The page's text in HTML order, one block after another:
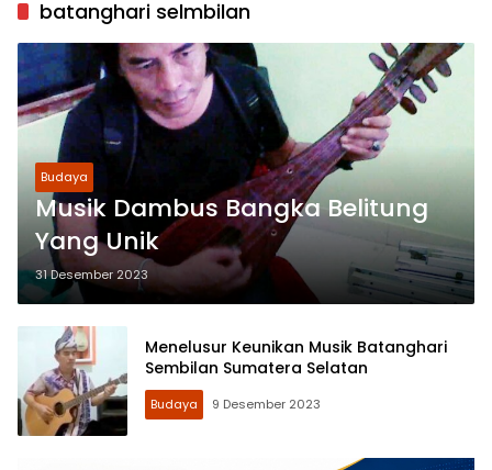
batanghari selmbilan
Budaya
Musik Dambus Bangka Belitung
Yang Unik
31 Desember 2023
Menelusur Keunikan Musik Batanghari
Sembilan Sumatera Selatan
Budaya 9 Desember 2023